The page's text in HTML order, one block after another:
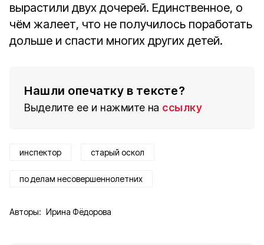
вырастили двух дочерей. Единственное, о
чём жалеет, что не получилось поработать
дольше и спасти многих других детей.
Нашли опечатку в тексте?
Выделите ее и нажмите на ссылку
инспектор старый оскол
по делам несовершеннолетних
Авторы: Ирина Фёдорова